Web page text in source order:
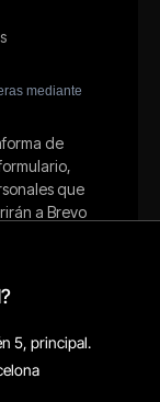
5, principal.